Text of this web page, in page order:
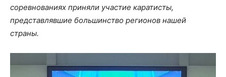
соревнованиях приняли участие каратисты,
представлявшие большинство регионов нашей
страны.